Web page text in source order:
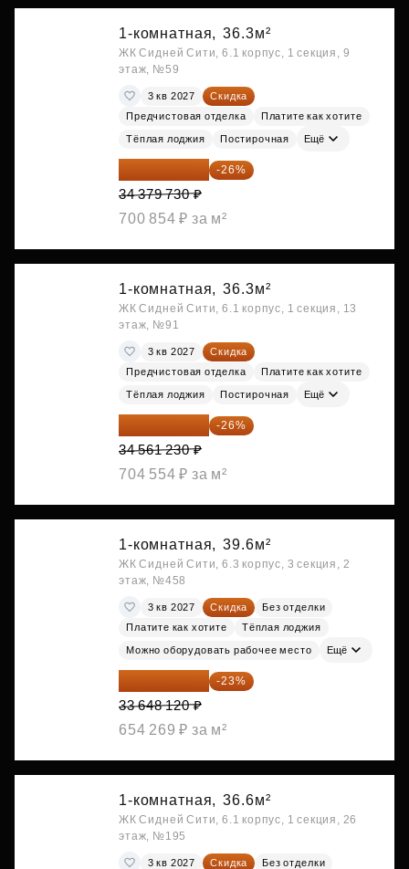
1-комнатная, 36.3м²
ЖК Сидней Сити, 6.1 корпус, 1 секция, 9
этаж, №59
3 кв 2027
Скидка
Предчистовая отделка
Платите как хотите
Тёплая лоджия Постирочная Ещё
25 441 000 ₽ -26%
34 379 730 ₽
700 854 ₽ за м²
1-комнатная, 36.3м²
ЖК Сидней Сити, 6.1 корпус, 1 секция, 13
этаж, №91
3 кв 2027
Скидка
Предчистовая отделка
Платите как хотите
Тёплая лоджия Постирочная Ещё
25 575 310 ₽ -26%
34 561 230 ₽
704 554 ₽ за м²
1-комнатная, 39.6м²
ЖК Сидней Сити, 6.3 корпус, 3 секция, 2
этаж, №458
3 кв 2027 Скидка
Без отделки
Платите как хотите
Тёплая лоджия
Можно оборудовать рабочее место Ещё
25 909 052 ₽ -23%
33 648 120 ₽
654 269 ₽ за м²
1-комнатная, 36.6м²
ЖК Сидней Сити, 6.1 корпус, 1 секция, 26
этаж, №195
3 кв 2027 Скидка
Без отделки